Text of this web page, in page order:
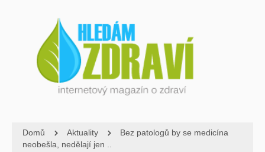
Domů Aktuality
Bez patologů by se medicína
neobešla, nedělají jen ..